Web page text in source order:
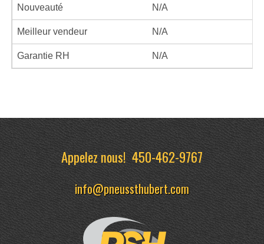
Nouveauté N/A
Meilleur vendeur N/A
Garantie RH N/A
Appelez nous!450-462-9767
info@pneussthubert.com